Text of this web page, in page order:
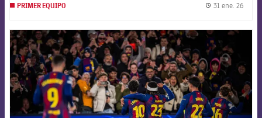
PRIMER EQUIPO 31 ene. 26
FCB Barcelona badge